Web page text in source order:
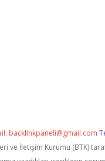
backlinkpaneli@gmail.com
ve İletişim Kurumu (BTK)